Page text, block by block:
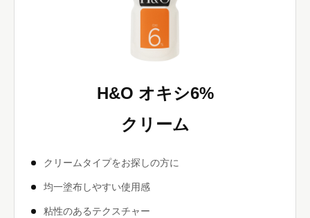
H&O オキシ6%
クリーム
クリームタイプをお探しの方に
均一塗布しやすい使用感
粘性のあるテクスチャー